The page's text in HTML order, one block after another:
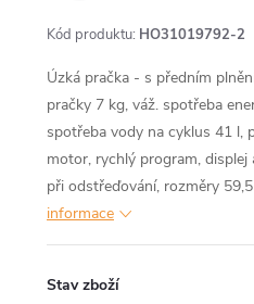
Kód produktu: HO31019792-2
Úzká pračka - s předním
pračky 7 kg, váž. spotřeba
spotřeba vody na cyklus 41 l,
motor, rychlý program,
při odstřeďování, rozměry
informace
Stav zboží